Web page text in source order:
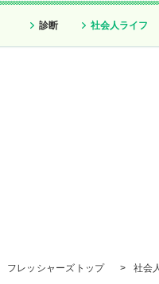
診断 社会人ライフ
フレッシャーズトップ > 社会